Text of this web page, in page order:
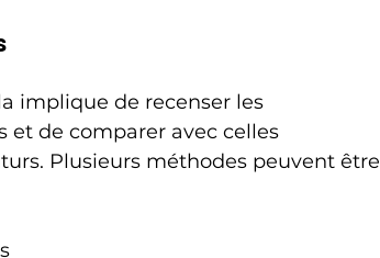
implique de recenser les
et de comparer avec celles
Plusieurs méthodes peuvent être